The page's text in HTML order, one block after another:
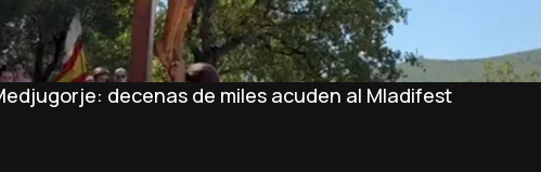
decenas de miles acuden al Mladifest